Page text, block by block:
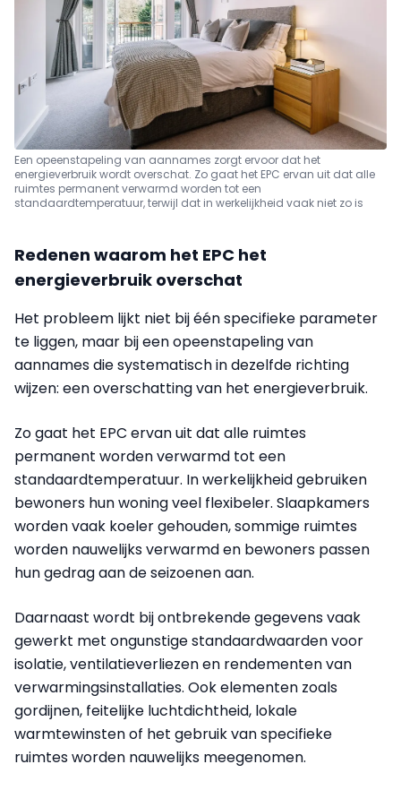
Een opeenstapeling van aannames zorgt ervoor dat het
energieverbruik wordt overschat. Zo gaat het EPC ervan uit dat alle
ruimtes permanent verwarmd worden tot een
standaardtemperatuur, terwijl dat in werkelijkheid vaak niet zo is
Redenen waarom het EPC het
energieverbruik overschat
Het probleem lijkt niet bij één specifieke parameter
te liggen, maar bij een opeenstapeling van
aannames die systematisch in dezelfde richting
wijzen: een overschatting van het energieverbruik.
Zo gaat het EPC ervan uit dat alle ruimtes
permanent worden verwarmd tot een
standaardtemperatuur. In werkelijkheid gebruiken
bewoners hun woning veel flexibeler. Slaapkamers
worden vaak koeler gehouden, sommige ruimtes
worden nauwelijks verwarmd en bewoners passen
hun gedrag aan de seizoenen aan.
Daarnaast wordt bij ontbrekende gegevens vaak
gewerkt met ongunstige standaardwaarden voor
isolatie, ventilatieverliezen en rendementen van
verwarmingsinstallaties. Ook elementen zoals
gordijnen, feitelijke luchtdichtheid, lokale
warmtewinsten of het gebruik van specifieke
ruimtes worden nauwelijks meegenomen.